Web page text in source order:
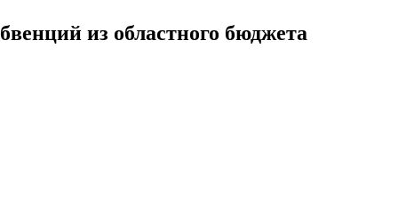
из областного бюджета